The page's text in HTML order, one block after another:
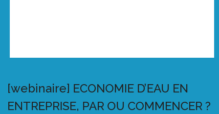
[webinaire] ECONOMIE D’EAU EN
ENTREPRISE, PAR OU COMMENCER ?